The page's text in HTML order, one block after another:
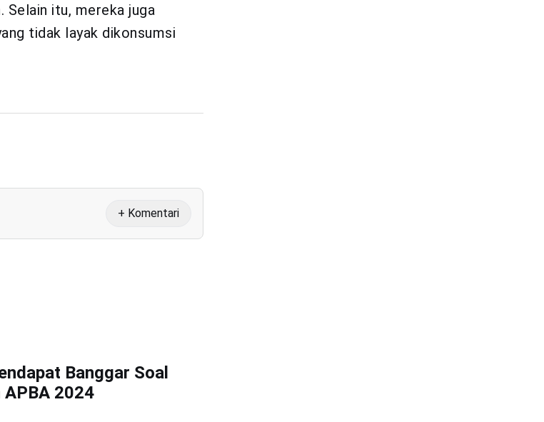
Selain itu, mereka juga
tidak layak dikonsumsi
+ Komentari
Banggar Soal
2024